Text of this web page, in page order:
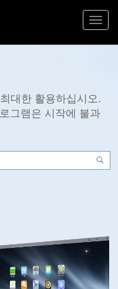
대한 활용하십시오.
그램은 시작에 불과